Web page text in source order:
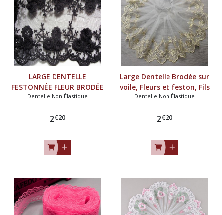
LARGE DENTELLE
FESTONNÉE FLEUR BRODÉE
sur TULLE / NOIR ** 13 cm
Dentelle Non Élastique
2€20
Large Dentelle Brodée sur
voile, Fleurs et feston, Fils
beige doré ** 14 cm **
coquilles) - D016
Dentelle Non Élastique
2€20